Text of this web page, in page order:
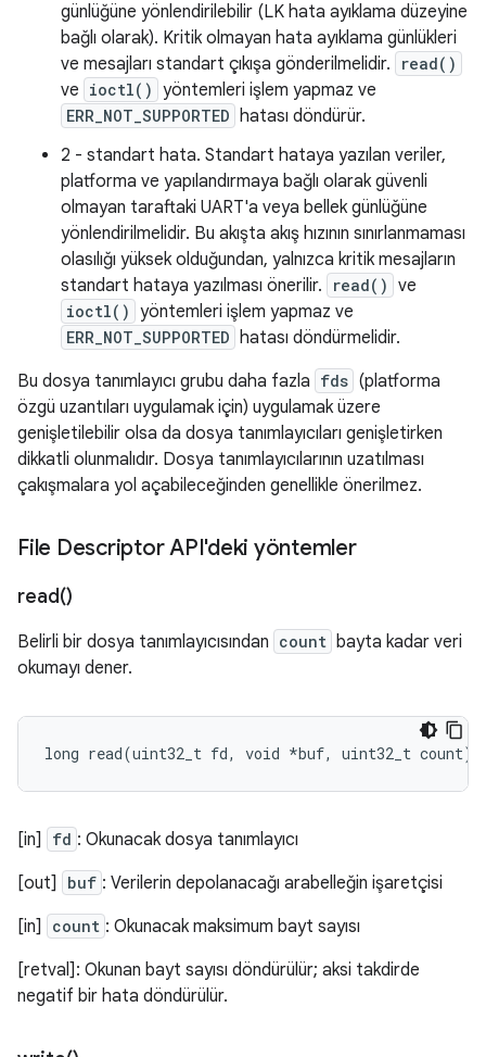
günlüğüne yönlendirilebilir (LK hata ayıklama düzeyine
bağlı olarak). Kritik olmayan hata ayıklama günlükleri
ve mesajları standart çıkışa gönderilmelidir.
read()
ve ioctl() yöntemleri işlem yapmaz ve
ERR_NOT_SUPPORTED hatası döndürür.
2 - standart hata. Standart hataya yazılan veriler,
platforma ve yapılandırmaya bağlı olarak güvenli
olmayan taraftaki UART'a veya bellek günlüğüne
yönlendirilmelidir. Bu akışta akış hızının sınırlanmaması
olasılığı yüksek olduğundan, yalnızca kritik mesajların
standart hataya yazılması önerilir.
read() ve
ioctl() yöntemleri işlem yapmaz ve
ERR_NOT_SUPPORTED hatası döndürmelidir.
Bu dosya tanımlayıcı grubu daha fazla fds (platforma
özgü uzantıları uygulamak için) uygulamak üzere
genişletilebilir olsa da dosya tanımlayıcıları genişletirken
dikkatli olunmalıdır. Dosya tanımlayıcılarının uzatılması
çakışmalara yol açabileceğinden genellikle önerilmez.
File Descriptor API'deki yöntemler
read()
Belirli bir dosya tanımlayıcısından count bayta kadar veri
okumayı dener.
long read(uint32_t fd, void *buf, uint32_t count);
[in] fd : Okunacak dosya tanımlayıcı
[out]
buf : Verilerin depolanacağı arabelleğin işaretçisi
[in]
count : Okunacak maksimum bayt sayısı
[retval]: Okunan bayt sayısı döndürülür; aksi takdirde
negatif bir hata döndürülür.